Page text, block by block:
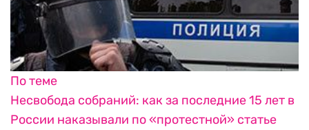
По теме
Несвобода собраний: как за последние 15 лет в
России наказывали по «протестной» статье